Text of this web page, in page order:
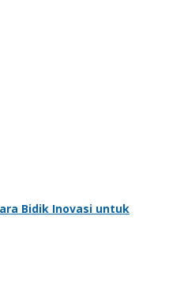
Bidik Inovasi untuk